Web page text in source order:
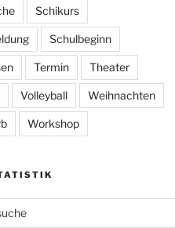
Schikurs
Schulbeginn
Termin Theater
Volleyball Weihnachten
Workshop